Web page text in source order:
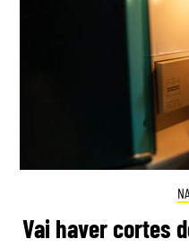
Vai haver cortes